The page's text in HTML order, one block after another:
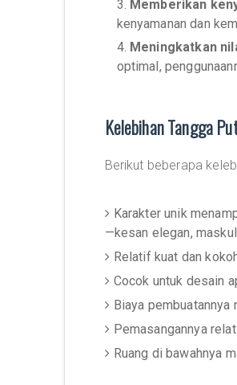
3. Memberikan
kenyamanan dan
4. Meningkatkan
optimal,
Kelebihan Tangga
Berikut beberapa
Karakter unik
—kesan elegan,
Relatif kuat dan
Cocok untuk desain
Biaya
Pemasangannya
Ruang di bawahnya